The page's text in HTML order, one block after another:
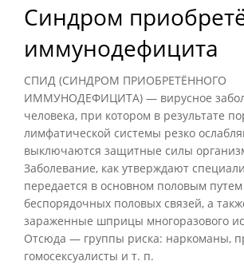
Синдром
иммунодефицита
СПИД (СИНДРОМ ПРИОБРЕТЁННОГО
ИММУНОДЕФИЦИТА) — вирусное
человека, при котором в результате
лимфатической системы резко
выключаются защитные силы
Заболевание, как утверждают
передается в основном половым путем
беспорядочных половых связей, а
зараженные шприцы многоразового
Отсюда — группы риска: наркоманы,
гомосексуалисты и т. п.